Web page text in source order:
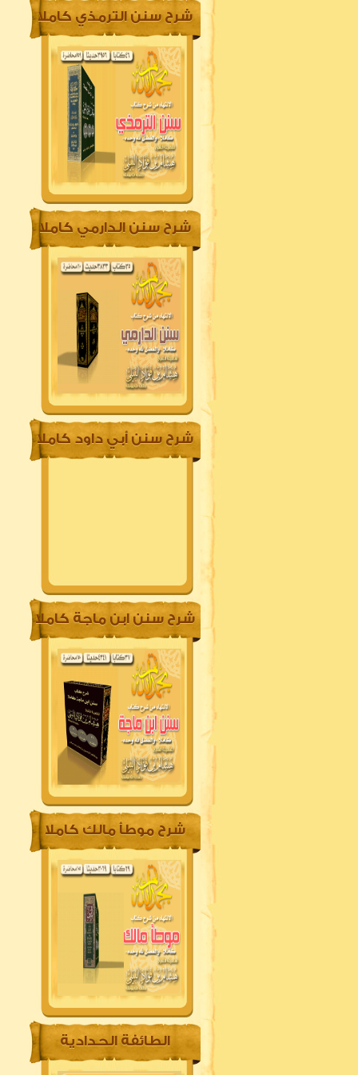
شرح سنن الترمذي كاملا
شرح سنن الدارمي كاملا
شرح سنن أبي داود كاملا
شرح سنن ابن ماجة كاملا
شرح موطأ مالك كاملا
الطائفة الحدادية